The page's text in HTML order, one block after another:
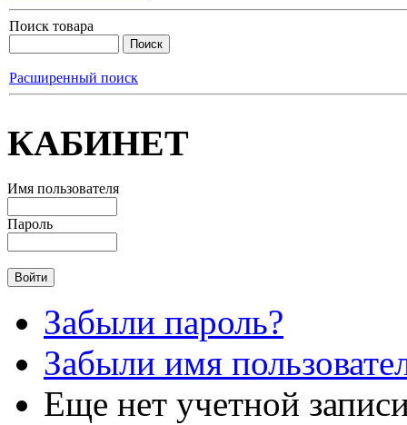
Поиск товара
Расширенный поиск
КАБИНЕТ
Имя пользователя
Пароль
Забыли пароль?
Забыли имя
Еще нет учетной